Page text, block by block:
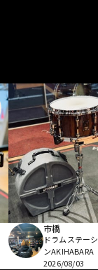
市橋
ドラムステー
ンAKIHABARA
2026/08/03